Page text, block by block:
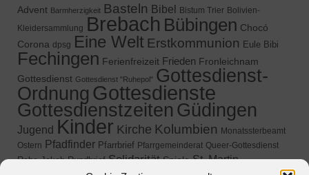
Advent Barmherzigkeit Basteln Bibel Bistum Trier Bolivien-
Kleidersammlung Brebach Bübingen Chocó
Corona dpsg Eine Welt Erstkommunion Eule Bibi
Fechingen Ferienfreizeit Frieden Fronleichnam
Gottesdienst Gottesdienst "Ruhepol" Gottesdienst-
Ordnung Gottesdienste
Gottesdienstzeiten Güdingen
Jugend Kinder Kirche Kolumbien Monatssterbeamt
Ostern Pfadfinder Pfarrbrief Pfarrgemeinderat Queer-Gottesdienst
Rabe Jakob Rundbrief Solidarität Spiele St. Martin